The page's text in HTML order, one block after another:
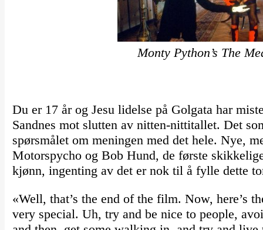
Monty Python’s The
Du er 17 år og Jesu lidelse på Golgata har
Sandnes mot slutten av nitten-nittitallet. Det
spørsmålet om meningen med det hele. Nye,
Motorspycho og Bob Hund, de første
kjønn, ingenting av det er nok til å fylle dette
«Well, that’s the end of the film. Now, here’s
very special. Uh, try and be nice to people,